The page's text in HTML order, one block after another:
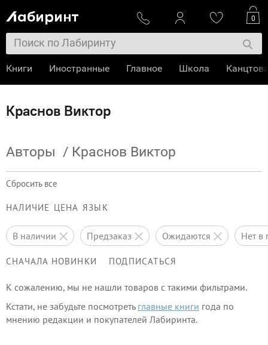
Краснов Виктор
Авторы / Краснов Виктор
Сбросить все
НАЛИЧИЕ ЦЕНА ЯЗЫК
в наличии предзаказ ожидаются нет
СНАЧАЛА НОВИНКИ ПОДПИСАТЬСЯ
К сожалению, мы не нашли товаров с такими фильтрами.
Кстати, не забудьте посмотреть главные книги года по
мнению редакции и покупателей Лабиринта.
0
Книги Иностранные Главное Школа